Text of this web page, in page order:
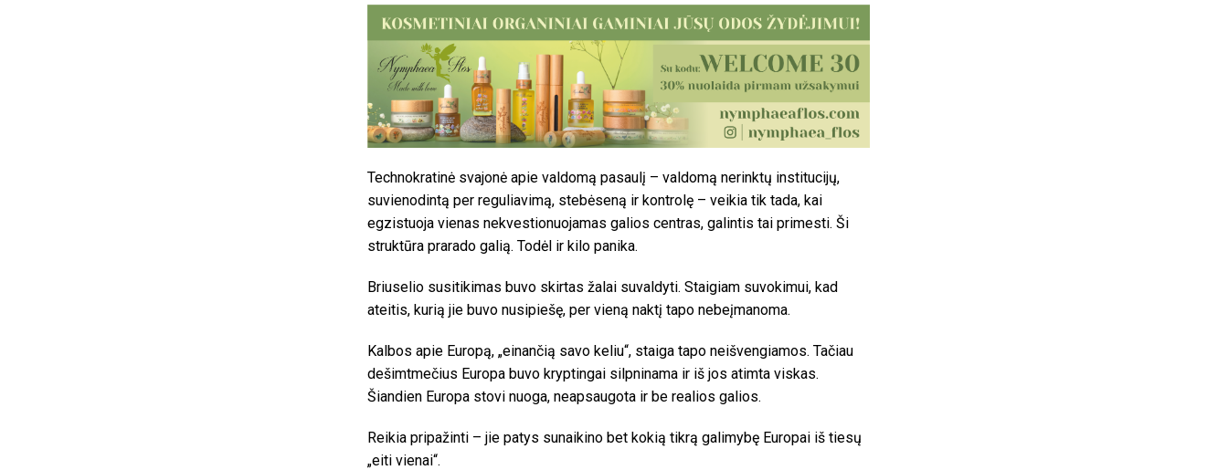
Technokratinė svajonė apie valdomą pasaulį – valdomą nerinktų institucijų,
suvienodintą per reguliavimą, stebėseną ir kontrolę – veikia tik tada, kai
egzistuoja vienas nekvestionuojamas galios centras, galintis tai primesti. Ši
struktūra prarado galią. Todėl ir kilo panika.
Briuselio susitikimas buvo skirtas žalai suvaldyti. Staigiam suvokimui, kad
ateitis, kurią jie buvo nusipiešę, per vieną naktį tapo nebeįmanoma.
Kalbos apie Europą, „einančią savo keliu“, staiga tapo neišvengiamos. Tačiau
dešimtmečius Europa buvo kryptingai silpninama ir iš jos atimta viskas.
Šiandien Europa stovi nuoga, neapsaugota ir be realios galios.
Reikia pripažinti – jie patys sunaikino bet kokią tikrą galimybę Europai iš tiesų
„eiti vienai“.